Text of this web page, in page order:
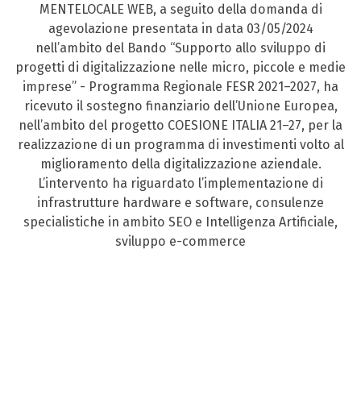
MENTELOCALE WEB, a seguito della domanda di
agevolazione presentata in data 03/05/2024
nell’ambito del Bando “Supporto allo sviluppo di
progetti di digitalizzazione nelle micro, piccole e medie
imprese” - Programma Regionale FESR 2021–2027, ha
ricevuto il sostegno finanziario dell’Unione Europea,
nell’ambito del progetto COESIONE ITALIA 21–27, per la
realizzazione di un programma di investimenti volto al
miglioramento della digitalizzazione aziendale.
L’intervento ha riguardato l’implementazione di
infrastrutture hardware e software, consulenze
specialistiche in ambito SEO e Intelligenza Artificiale,
sviluppo e-commerce